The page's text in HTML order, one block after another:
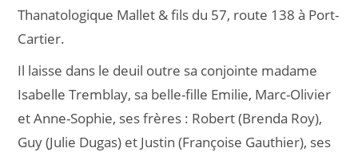
Thanatologique Mallet & fils du 57, route 138 à Port-
Cartier.
Il laisse dans le deuil outre sa conjointe madame
Isabelle Tremblay, sa belle-fille Emilie, Marc-Olivier
et Anne-Sophie, ses frères : Robert (Brenda Roy),
Guy (Julie Dugas) et Justin (Françoise Gauthier), ses